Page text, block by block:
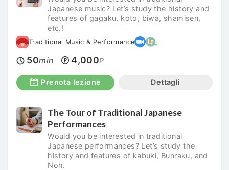
Japanese music? Let’s study the history and
features of gagaku, koto, biwa, shamisen,
etc.!
Traditional Music & Performance
50min 4,000P
Prenota lezione Dettagli
The Tour of Traditional Japanese
Performances
Would you be interested in traditional
Japanese performances? Let’s study the
history and features of kabuki, Bunraku, and
Noh.